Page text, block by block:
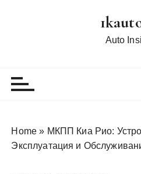
Auto
Home » МКПП Киа Рио:
Эксплуатация и